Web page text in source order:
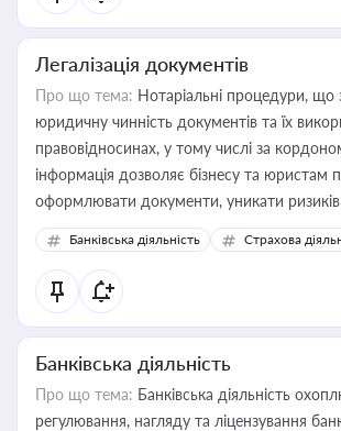
Легалізація документів
Про що тема: Нотаріальні процедури, що
юридичну чинність документів та їх
правовідносинах, у тому числі за
інформація дозволяє бізнесу та юристам
оформлювати документи, уникати ризиків
забезпечувати їх належне прийняття
контрагентами
Банківська діяльність Страхова
Банківська діяльність
Про що тема: Банківська діяльність
регулювання, нагляду та ліцензування